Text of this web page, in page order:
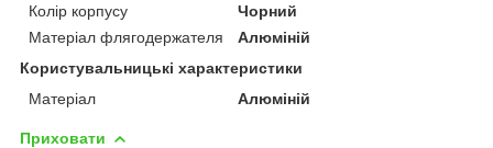
Колір корпусу
Чорний
Матеріал флягодержателя
Алюміній
Користувальницькі характеристики
Матеріал
Алюміній
Приховати